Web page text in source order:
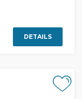
DETAILS